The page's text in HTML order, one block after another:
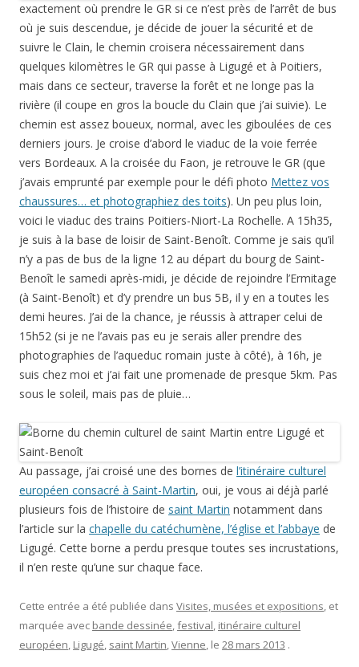
exactement où prendre le GR si ce n’est près de l’arrêt de bus
où je suis descendue, je décide de jouer la sécurité et de
suivre le Clain, le chemin croisera nécessairement dans
quelques kilomètres le GR qui passe à Ligugé et à Poitiers,
mais dans ce secteur, traverse la forêt et ne longe pas la
rivière (il coupe en gros la boucle du Clain que j’ai suivie). Le
chemin est assez boueux, normal, avec les giboulées de ces
derniers jours. Je croise d’abord le viaduc de la voie ferrée
vers Bordeaux. A la croisée du Faon, je retrouve le GR (que
j’avais emprunté par exemple pour le défi photo Mettez vos
chaussures… et photographiez des toits). Un peu plus loin,
voici le viaduc des trains Poitiers-Niort-La Rochelle. A 15h35,
je suis à la base de loisir de Saint-Benoît. Comme je sais qu’il
n’y a pas de bus de la ligne 12 au départ du bourg de Saint-
Benoît le samedi après-midi, je décide de rejoindre l’Ermitage
(à Saint-Benoît) et d’y prendre un bus 5B, il y en a toutes les
demi heures. J’ai de la chance, je réussis à attraper celui de
15h52 (si je ne l’avais pas eu je serais aller prendre des
photographies de l’aqueduc romain juste à côté), à 16h, je
suis chez moi et j’ai fait une promenade de presque 5km. Pas
sous le soleil, mais pas de pluie…
Au passage, j’ai croisé une des bornes de l’itinéraire culturel
européen consacré à Saint-Martin, oui, je vous ai déjà parlé
plusieurs fois de l’histoire de saint Martin notamment dans
l’article sur la chapelle du catéchumène, l’église et l’abbaye de
Ligugé. Cette borne a perdu presque toutes ses incrustations,
il n’en reste qu’une sur chaque face.
Cette entrée a été publiée dans Visites, musées et expositions, et
marquée avec bande dessinée,festival, itinéraire culturel
européen, Ligugé, saint Martin,Vienne, le 28 mars 2013 .